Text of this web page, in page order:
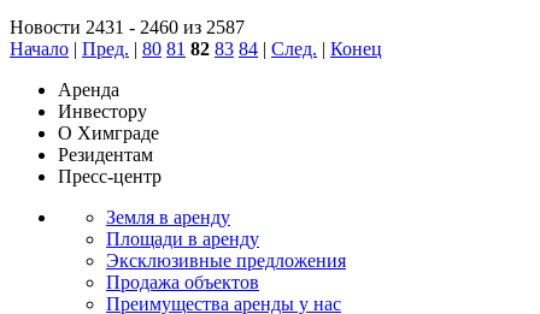
Новости 2431 - 2460 из 2587
Начало | Пред. | 80 81 82 83 84 | След. | Конец
Аренда
Инвестору
О Химграде
Резидентам
Пресс-центр
Земля в аренду
Площади в аренду
Эксклюзивные предложения
Продажа объектов
Преимущества аренды у нас